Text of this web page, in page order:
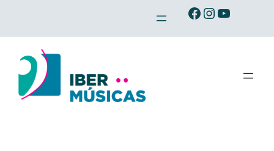
contenido
Ibermusicas en Facebook
Ibermusicas en Instagram
Ibermusicas en Youtube